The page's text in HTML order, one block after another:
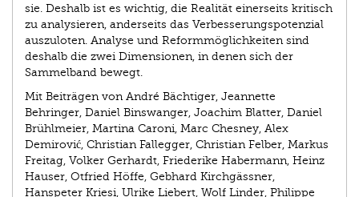
sie. Deshalb ist es wichtig, die Realität einerseits kritisch
zu analysieren, anderseits das Verbesserungspotenzial
auszuloten. Analyse und Reformmöglichkeiten sind
deshalb die zwei Dimensionen, in denen sich der
Sammelband bewegt.
Mit Beiträgen von André Bächtiger, Jeannette
Behringer, Daniel Binswanger, Joachim Blatter, Daniel
Brühlmeier, Martina Caroni, Marc Chesney, Alex
Demirović, Christian Fallegger, Christian Felber, Markus
Freitag, Volker Gerhardt, Friederike Habermann, Heinz
Hauser, Otfried Höffe, Gebhard Kirchgässner,
Hanspeter Kriesi, Ulrike Liebert, Wolf Linder, Philippe